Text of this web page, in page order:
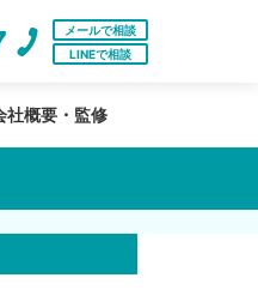
メールで相談
LINEで相談
社概要・監修